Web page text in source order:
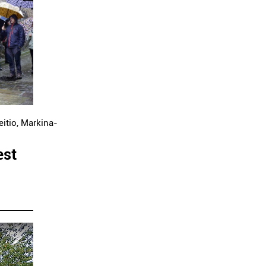
Markina-